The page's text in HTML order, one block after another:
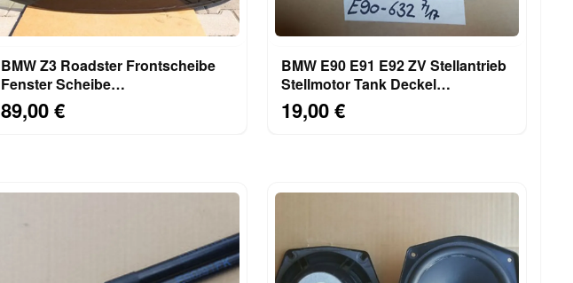
BMW Z3 Roadster Frontscheibe
Fenster Scheibe
Windschutzscheibe ABHOLUNG
89,00 €
BMW E90 E91 E92 ZV Stellantrieb
Stellmotor Tank Deckel
Einfüllklappe 6987632
19,00 €